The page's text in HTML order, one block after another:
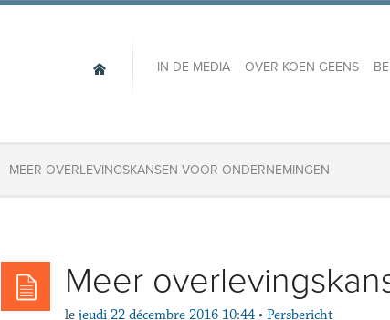
IN DE MEDIA OVER KOEN GEENS
MEER OVERLEVINGSKANSEN VOOR ONDERNEMINGEN
Meer
le jeudi 22 décembre 2016 10:44 • Persbericht